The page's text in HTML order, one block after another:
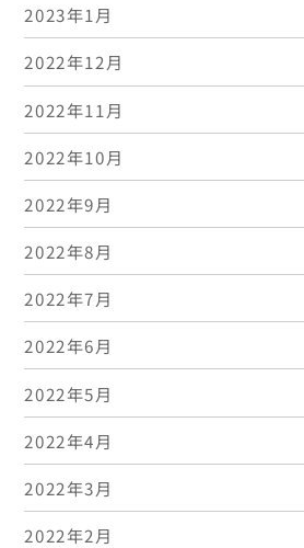
2023年1月
2022年12月
2022年11月
2022年10月
2022年9月
2022年8月
2022年7月
2022年6月
2022年5月
2022年4月
2022年3月
2022年2月